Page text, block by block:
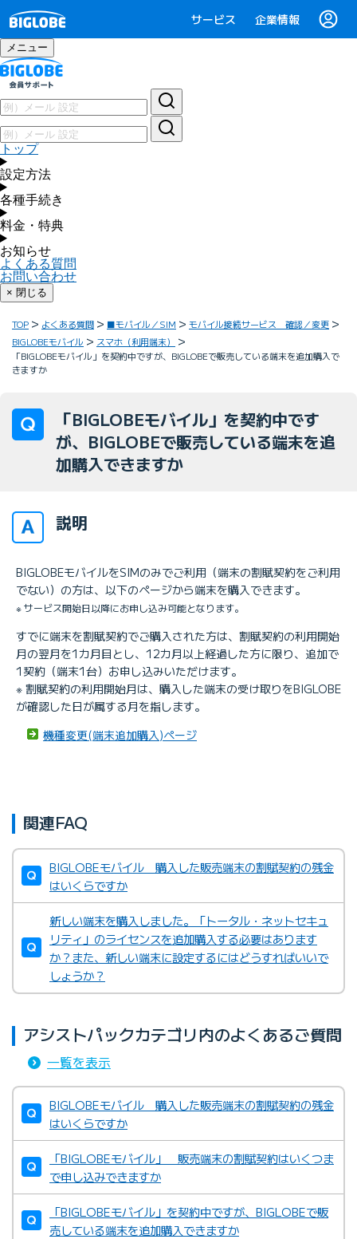
サービス 企業情報
メニュー
トップ
設定方法
各種手続き
料金・特典
お知らせ
よくある質問
お問い合わせ
× 閉じる
TOP よくある質問 ■モバイル／SIM
モバイル接続サービス 確認／変更
BIGLOBEモバイル
スマホ（利用端末）
「BIGLOBEモバイル」を契約中ですが、BIGLOBEで販売している端末を追加購入で
きますか
「BIGLOBEモバイル」を契約中です
が、BIGLOBEで販売している端末を追
加購入できますか
説明
BIGLOBEモバイルをSIMのみでご利用（端末の割賦契約をご利用
でない）の方は、以下のページから端末を購入できます。
※ サービス開始日以降にお申し込み可能となります。
すでに端末を割賦契約でご購入された方は、割賦契約の利用開始
月の翌月を1カ月目とし、12カ月以上経過した方に限り、追加で
1契約（端末1台）お申し込みいただけます。
※ 割賦契約の利用開始月は、購入した端末の受け取りをBIGLOBE
が確認した日が属する月を指します。
機種変更(端末追加購入)ページ
関連FAQ
BIGLOBEモバイル 購入した販売端末の割賦契約の残金
はいくらですか
新しい端末を購入しました。「トータル・ネットセキュ
リティ」のライセンスを追加購入する必要はあります
か？また、新しい端末に設定するにはどうすればいいで
しょうか？
アシストパックカテゴリ内のよくあるご質問
一覧を表示
BIGLOBEモバイル 購入した販売端末の割賦契約の残金
はいくらですか
「BIGLOBEモバイル」 販売端末の割賦契約はいくつま
で申し込みできますか
「BIGLOBEモバイル」を契約中ですが、BIGLOBEで販
売している端末を追加購入できますか